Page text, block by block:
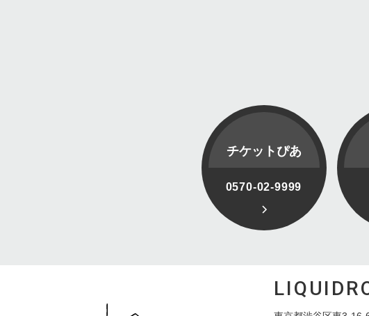
チケットぴあ
0570-02-9999